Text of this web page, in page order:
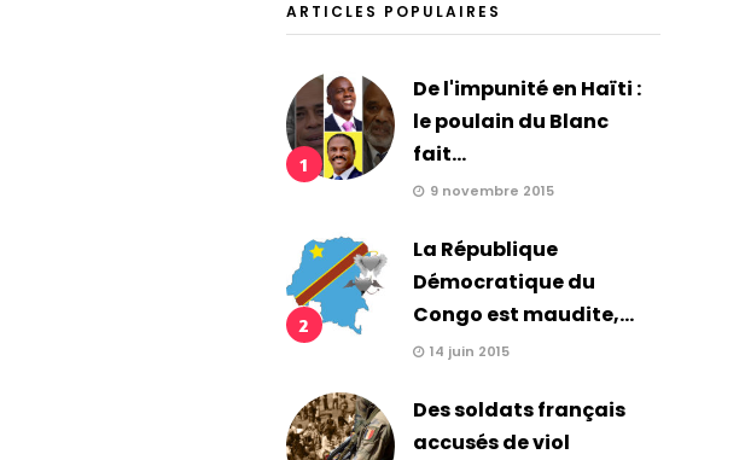
ARTICLES POPULAIRES
1
De l'impunité en Haïti :
le poulain du Blanc
fait...
9 novembre 2015
2
La République
Démocratique du
Congo est maudite,...
14 juin 2015
Des soldats français
accusés de viol